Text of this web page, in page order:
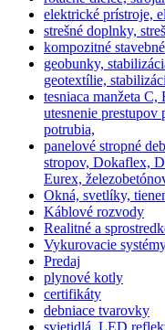
elektrické prístroje,
strešné doplnky,
kompozitné
geobunky,
geotextílie,
tesniaca manžeta C,
utesnenie prestupov
potrubia,
panelové stropné
stropov, Dokaflex,
Eurex,
Okná, svetlíky,
Káblové rozvody
Realitné a
Vykurovacie
Predaj
plynové kotly
certifikáty
debniace tvarovky
svietidlá, LED